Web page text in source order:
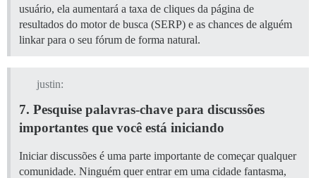
usuário, ela aumentará a taxa de cliques da página de
resultados do motor de busca (SERP) e as chances de alguém
linkar para o seu fórum de forma natural.
justin:
7. Pesquise palavras-chave para discussões
importantes que você está iniciando
Iniciar discussões é uma parte importante de começar qualquer
comunidade. Ninguém quer entrar em uma cidade fantasma,